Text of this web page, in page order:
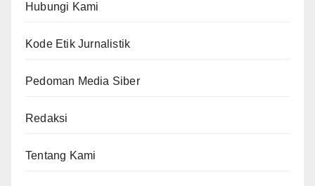
Hubungi Kami
Kode Etik Jurnalistik
Pedoman Media Siber
Redaksi
Tentang Kami